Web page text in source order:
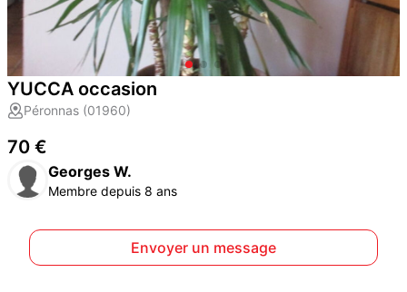
YUCCA occasion
Péronnas (01960)
70 €
Georges W.
Membre depuis 8 ans
Envoyer un message